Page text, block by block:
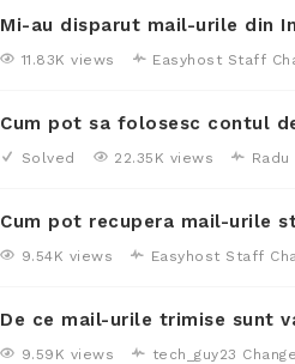
Mi-au disparut mail-urile din
11.83K views Easyhost Staff
Cum pot sa folosesc contul
Solved 22.35K views Radu
Cum pot recupera mail-urile
9.54K views Easyhost Staff
De ce mail-urile trimise sunt
9.59K views tech_guy23